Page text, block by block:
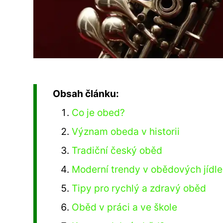
Obsah článku:
Co je obed?
Význam obeda v historii
Tradiční český oběd
Moderní trendy v obědových
Tipy pro rychlý a zdravý oběd
Oběd v práci a ve škole